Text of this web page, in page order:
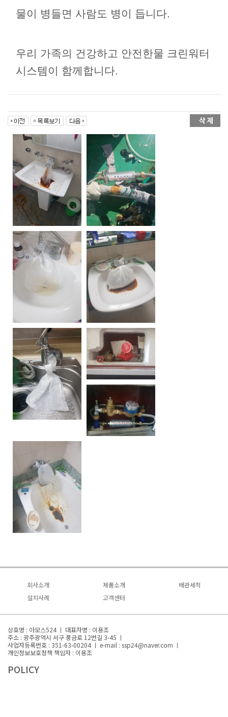
물이 병들면 사람도 병이 듭니다.
우리 가족의 건강하고 안전한물 크린워터
시스템이 함께합니다.
회사소개
회사소개
특허/인증
오시는 길
제품소개
녹물제로
배관세척
설치사례
고객센터
상호명 : 아모스524 ㅣ 대표자명 : 이용조
주소 : 광주광역시 서구 풍금로 12번길 3-45 ㅣ
사업자등록번호 : 351-63-00204 ㅣ e-mail : ssp24@naver.com ㅣ
개인정보보호정책 책임자 : 이용조
POLICY